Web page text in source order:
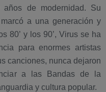
de modernidad. Su
a una generación y
80’ y los 90’, Virus se ha
para enormes artistas
canciones, nunca dejaron
a las Bandas de la
y cultura popular.